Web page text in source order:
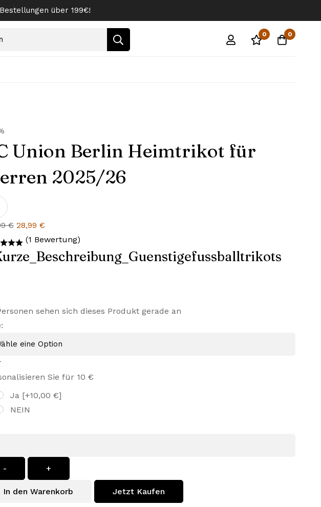
über 199€!
0 0
Union Berlin Heimtrikot für
2025/26
€ Ursprünglicher
Preis
war:
28,99 €
Preis
ist:
(1 Bewertung)
sehen sich dieses Produkt gerade an
:
Sie für 10 €
Ja [+10,00 €]
NEIN
- +
In den Warenkorb Jetzt Kaufen